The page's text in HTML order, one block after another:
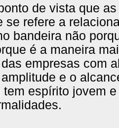
de vista que
se refere a
bandeira não
é a maneira
empresas com
e o
espírito jovem